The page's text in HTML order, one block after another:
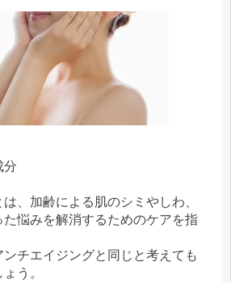
分
、加齢による肌のシミやしわ、
た悩みを解消するためのケアを指
ンチエイジングと同じと考えても
う。